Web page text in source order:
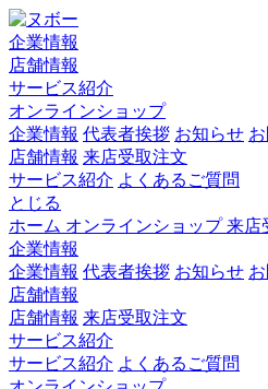
企業情報
店舗情報
サービス紹介
オンラインショップ
企業情報 代表者挨拶 お知らせ
店舗情報 来店受取注文
サービス紹介 よくあるご質問
とじる
ホーム オンラインショップ来店
企業情報
企業情報 代表者挨拶 お知らせ
店舗情報
店舗情報 来店受取注文
サービス紹介
サービス紹介 よくあるご質問